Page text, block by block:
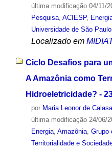
última modificação04/11/
Pesquisa, ACIESP,
Universidade de São Paulo,
Localizado em
Ciclo Desafios para
A Amazônia como
Hidroeletricidade? -
por Maria Leonor de
última modificação24/06/
Energia, Amazônia, Grupo
Territorialidade e